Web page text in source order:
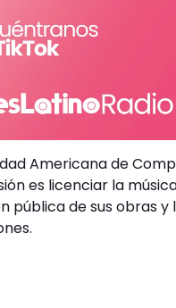
Americana de
es licenciar la
pública de sus obras